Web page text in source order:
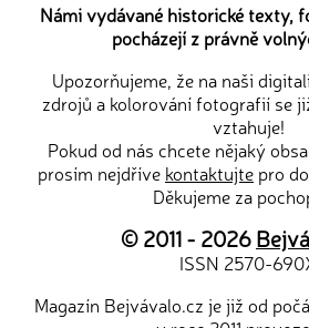
Námi vydávané historické texty,
pocházejí z právně
Upozorňujeme, že na naši
zdrojů a kolorování fotografií se
vztahuje!
Pokud od nás chcete nějaký
prosím nejdříve kontaktujte pro
Děkujeme za
© 2011 - 2026
ISSN 2570-
Magazín Bejvávalo.cz je již od